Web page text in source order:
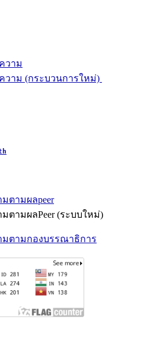
วาม
าม (กระบวนการใหม่)
ตามผลpeer
ตามผลPeer (ระบบใหม่)
มตามกองบรรณาธิการ